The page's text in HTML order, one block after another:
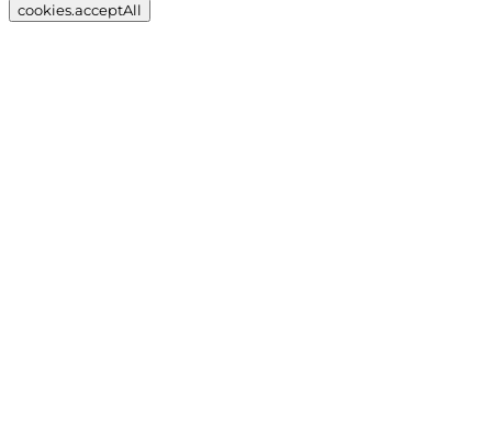
cookies.acceptAll